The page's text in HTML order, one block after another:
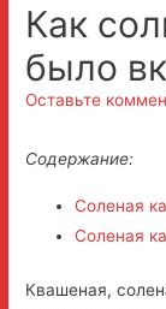
Как
было
Оставьте
Содержание:
Соленая
Соленая
Квашеная,